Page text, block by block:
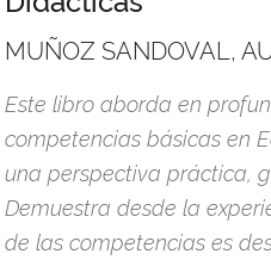
MUÑOZ SANDOVAL,
Este libro aborda en
competencias básicas en
una perspectiva práctica,
Demuestra desde la
de las competencias es